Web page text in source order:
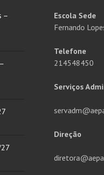
–
Escola Sede
Fernando
Telefone
214548450
Serviços
Direção